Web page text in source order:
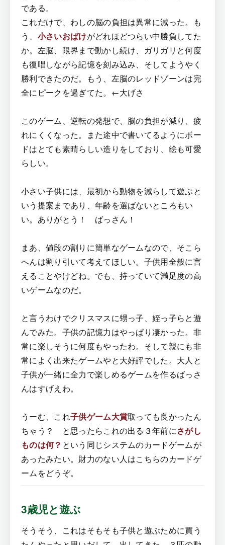
である。
これだけで、わしの脳の負担は異常に減った。も
う、 小さいおばけがどれほどつらい中勝負してた
か。左脳、限界まで動かし続け、ガリガリと何度
も復唱しながら記憶を刻み込み、そしてようやく
勝利できたのだ。もう、左脳のレッドゾーンは完
全にピークを過ぎてた。←大げさ
このゲーム、逆転の発想で、脳の負担が減り、疲
れにくくなった。また途中で書いてるようにボー
ドはとても素晴らしい造りをしており、絵も可愛
らしい。
小さい子供には、最初から動物を減らして遊ぶと
いう提案まであり、年齢を選ばないところもい
い。ありがとう！ ばっさん！
まあ、値段の割りに簡単なゲームなので、そこら
へんは割り引いて考えてほしい。子供用全般に言
えることやけどね。でも、持っていて満足度の高
いゲームなのだ。
と言うわけでクリスマスに甥っ子、姪っ子らと遊
んでみた。子供の記憶力はやっぱり凄かった。非
常に楽しそうに何度もやったわ。そして親にも非
常によく出来たゲームやと大好評でした。大人と
子供が一緒に全力で楽しめるゲームを作るばっさ
んはすげえわ。
うーむ、これ子供ゲーム大賞取っても良かったん
ちゃう？ と思ったらこれの出る３年前にさがし
ものは何？ という同じシステムのカードゲームが
あったみたい。財力のない人はこちらのカードゲ
ームをどうぞ。
3歳児と遊ぶ
そうそう、これはそもそも子供と遊ぶために買う